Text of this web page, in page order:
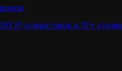
IP операторов в 17+